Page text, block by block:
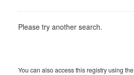
Please try another search.
You can also access this registry using the